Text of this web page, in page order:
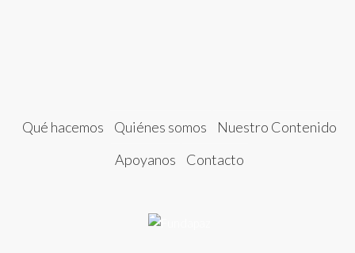
Qué hacemos Quiénes somos
Nuestro Contenido
Apoyanos
Contacto